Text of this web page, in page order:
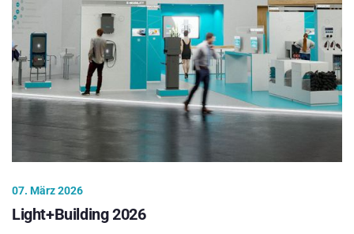
07. März 2026
Light+Building 2026